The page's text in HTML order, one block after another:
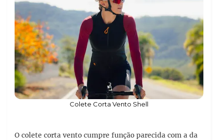
Colete Corta Vento Shell
O colete corta vento cumpre função parecida com a da